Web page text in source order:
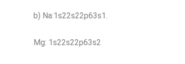
b) Na:1s22s22p63s1.
Mg: 1s22s22p63s2